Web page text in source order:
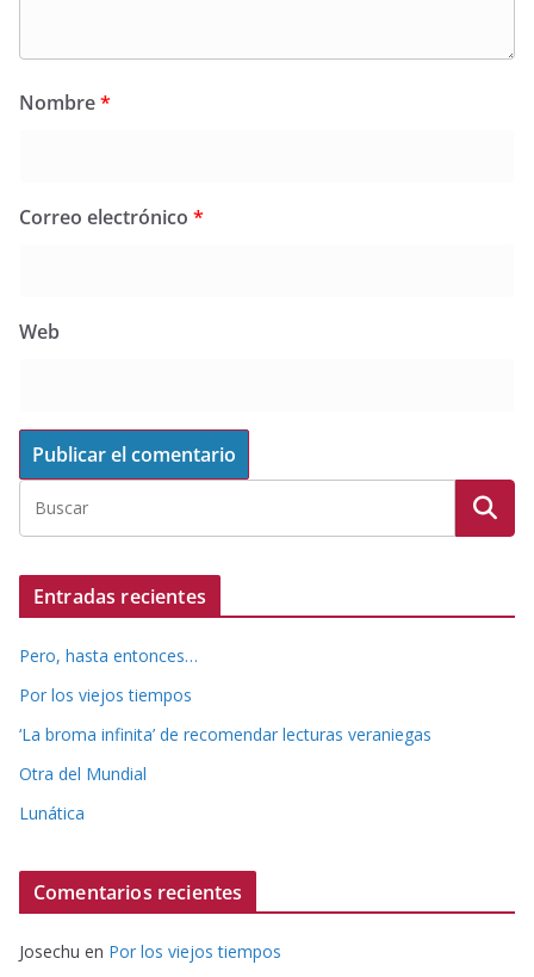
Nombre*
Correo electrónico *
Web
Entradas recientes
Pero, hasta entonces…
Por los viejos tiempos
‘La broma infinita’ de recomendar lecturas veraniegas
Otra del Mundial
Lunática
Comentarios recientes
Josechu en Por los viejos tiempos